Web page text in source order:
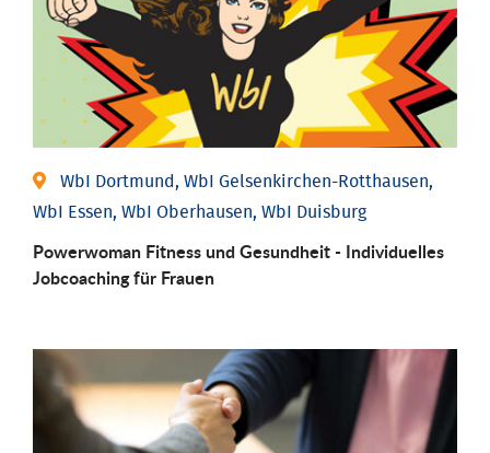
WbI Dortmund, WbI Gelsenkirchen-Rotthausen,
WbI Essen, WbI Oberhausen, WbI Duisburg
Powerwoman Fitness und Gesund­heit - Individu­elles
Job­coaching für Frauen